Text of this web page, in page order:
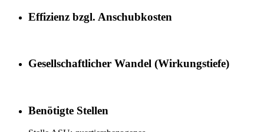
Effizienz bzgl. Anschubkosten
Gesellschaftlicher Wandel (Wirkungstiefe)
Benötigte Stellen